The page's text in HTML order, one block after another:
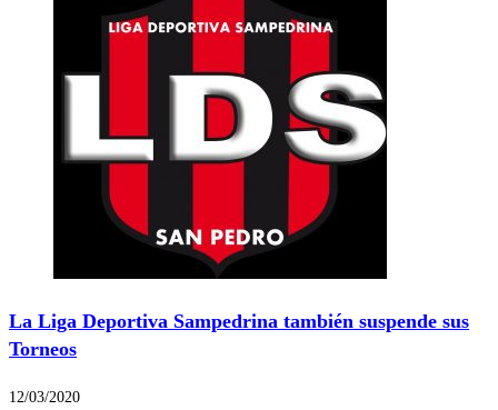
La Liga Deportiva Sampedrina también suspende sus
Torneos
12/03/2020